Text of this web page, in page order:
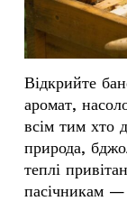
Відкрийте
аромат,
всім тим хто
природа,
теплі
пасічникам —